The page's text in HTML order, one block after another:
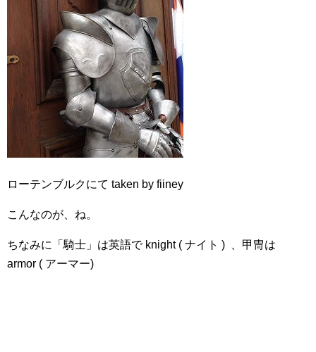
ローテンブルクにて taken by fiiney
こんなのが、ね。
ちなみに「騎士」は英語で knight ( ナイト ) 、甲冑は
armor ( アーマー)